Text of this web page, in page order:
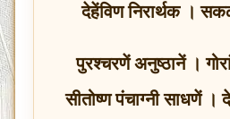
देहेंविण निरार्थक ।
पुरश्चरणें अनुष्ठानें ।
सीतोष्ण पंचाग्नी साधणें ।